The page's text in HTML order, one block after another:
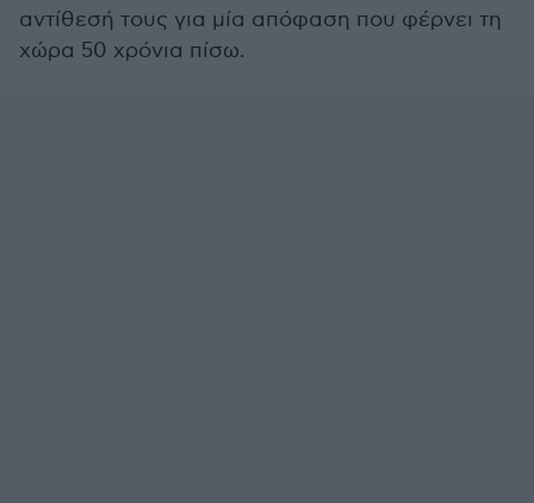
αντίθεσή τους για μία απόφαση που φέρνει τη
χώρα 50 χρόνια πίσω.